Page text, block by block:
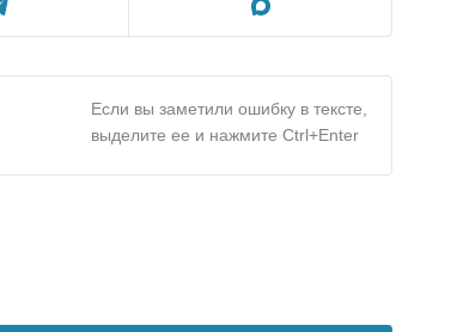
Если вы заметили ошибку в тексте,
выделите ее и нажмите Ctrl+Enter